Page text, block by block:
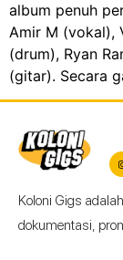
album penuh
Amir M (vokal),
(drum), Ryan
(gitar). Secara
Koloni Gigs
dokumentasi,